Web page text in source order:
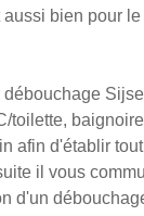
bien pour le
toilette,
afin d'établir
il vous
d'un